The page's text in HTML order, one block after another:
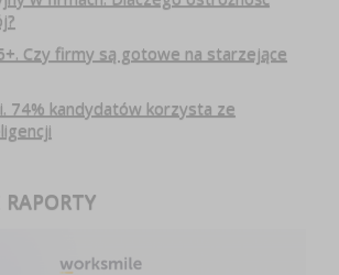
Czy firmy są gotowe na starzejące
74% kandydatów korzysta ze